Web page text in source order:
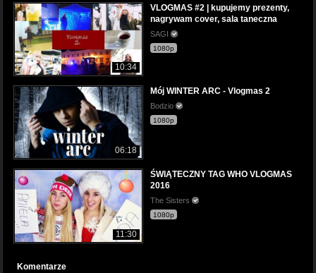
10:34
VLOGMAS #2 | kupujemy prezenty,
nagrywam cover, sala taneczna
SAGI
1080p
06:18
Mój WINTER ARC - Vlogmas 2
Bodzio
1080p
11:30
ŚWIĄTECZNY TAG WHO VLOGMAS
2016
The Sisters
1080p
Komentarze